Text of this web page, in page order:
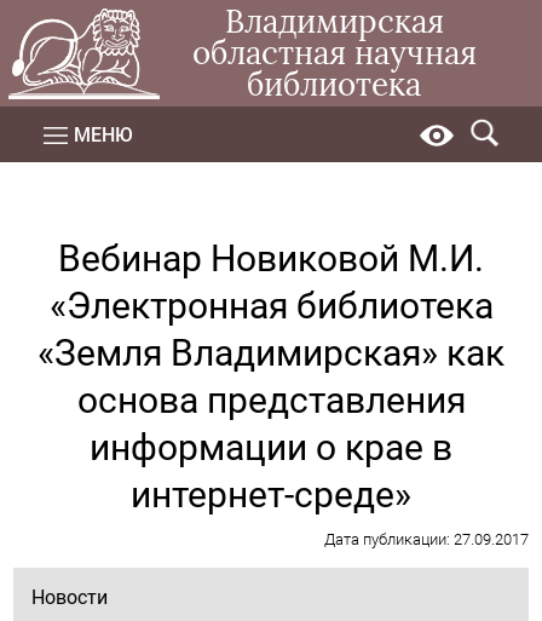
Владимирская
областная научная
библиотека
МЕНЮ
Вебинар Новиковой М.И.
«Электронная библиотека
«Земля Владимирская» как
основа представления
информации о крае в
интернет-среде»
Дата публикации: 27.09.2017
Новости